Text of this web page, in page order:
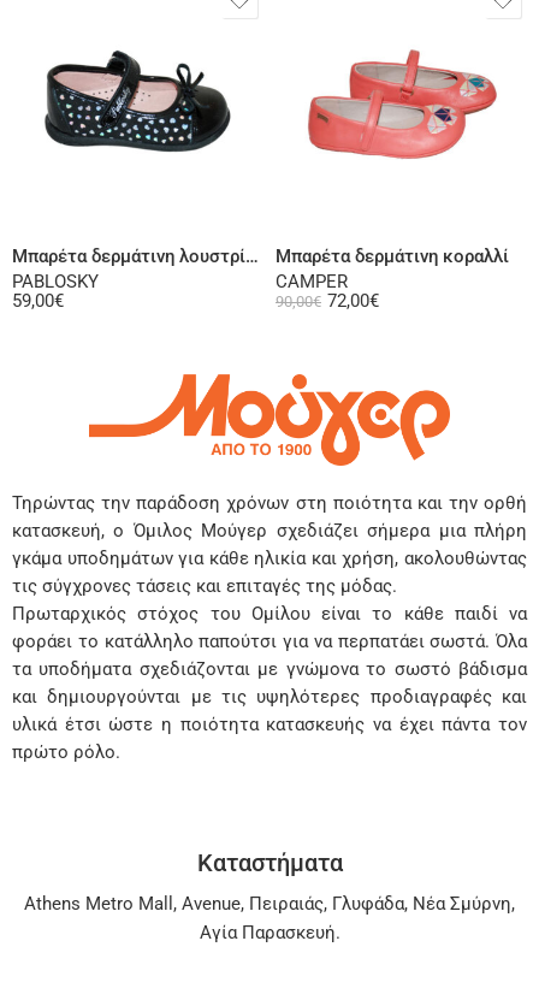
Μπαρέτα δερμάτινη λουστρίνι μαύρη
PABLOSKY
59,00€
Μπαρέτα δερμάτινη κοραλλί
CAMPER
90,00€ 72,00€
Τηρώντας την παράδοση χρόνων στη ποιότητα και την ορθή
κατασκευή, ο Όμιλος Μούγερ σχεδιάζει σήμερα μια πλήρη
γκάμα υποδημάτων για κάθε ηλικία και χρήση, ακολουθώντας
τις σύγχρονες τάσεις και επιταγές της μόδας.
Πρωταρχικός στόχος του Ομίλου είναι το κάθε παιδί να
φοράει το κατάλληλο παπούτσι για να περπατάει σωστά. Όλα
τα υποδήματα σχεδιάζονται με γνώμονα το σωστό βάδισμα
και δημιουργούνται με τις υψηλότερες προδιαγραφές και
υλικά έτσι ώστε η ποιότητα κατασκευής να έχει πάντα τον
πρώτο ρόλο.
Καταστήματα
Athens Metro Mall , Avenue, Πειραιάς, Γλυφάδα, Νέα Σμύρνη,
Αγία Παρασκευή.